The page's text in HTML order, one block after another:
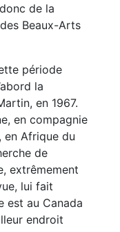
de la
Beaux-Arts
période
la
en 1967.
en compagnie
en Afrique du
de
extrêmement
lui fait
est au Canada
endroit